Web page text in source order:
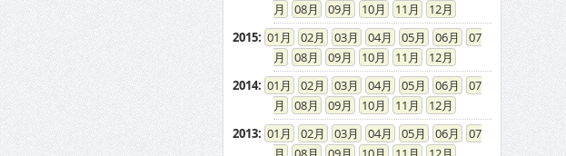
08
09 10 11
12
2015: 01 02 03 04 05 06
07
08
09 10 11
12
2014: 01 02 03 04 05 06
07
08
09 10 11
12
2013: 01 02 03 04 05 06
07